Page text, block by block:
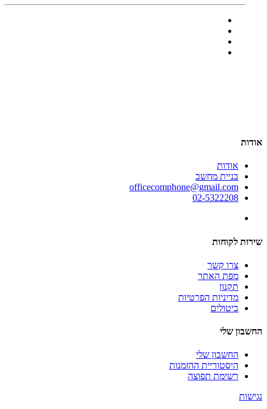
אודות
אודות
בניית מחשב
officecomphone@gmail.com
02-5322208
שירות לקוחות
צרו קשר
מפת האתר
תקנון
מדיניות הפרטיות
ביטולים
החשבון שלי
החשבון שלי
היסטוריית ההזמנות
רשימת תפוצה
נגישות